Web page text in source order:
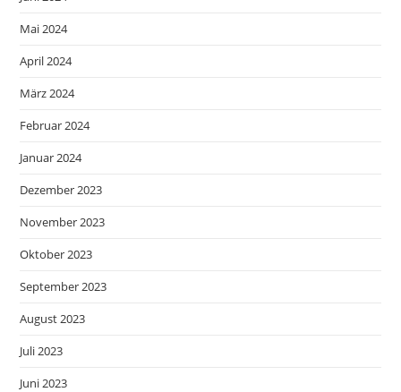
Mai 2024
April 2024
März 2024
Februar 2024
Januar 2024
Dezember 2023
November 2023
Oktober 2023
September 2023
August 2023
Juli 2023
Juni 2023